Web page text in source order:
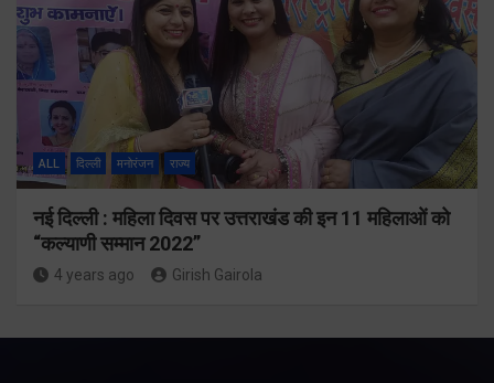
ALL दिल्ली मनोरंजन राज्य
नई दिल्ली : महिला दिवस पर उत्तराखंड की इन 11 महिलाओं को
“कल्याणी सम्मान 2022”
4 years ago Girish Gairola